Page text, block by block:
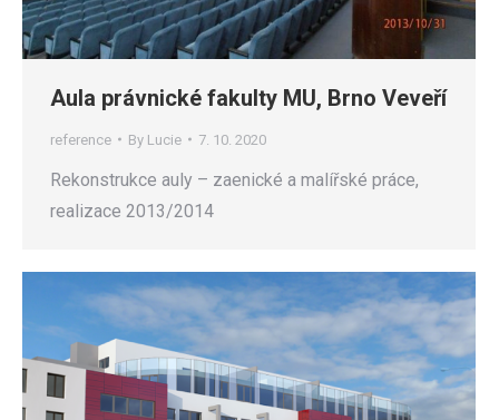
Aula právnické fakulty MU, Brno Veveří
reference By Lucie 7. 10. 2020
Rekonstrukce auly – zaenické a malířské práce,
realizace 2013/2014